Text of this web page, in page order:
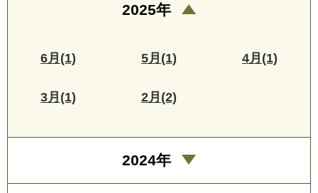
2025年
6月(1) 5月(1) 4月(1)
3月(1) 2月(2)
2024年